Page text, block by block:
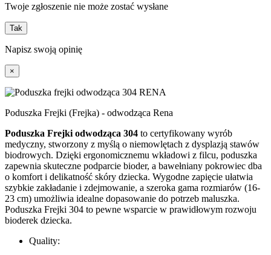
Twoje zgłoszenie nie może zostać wysłane
Tak
Napisz swoją opinię
×
Poduszka Frejki (Frejka) - odwodząca Rena
Poduszka Frejki odwodząca 304 to certyfikowany wyrób
medyczny, stworzony z myślą o niemowlętach z dysplazją stawów
biodrowych. Dzięki ergonomicznemu wkładowi z filcu, poduszka
zapewnia skuteczne podparcie bioder, a bawełniany pokrowiec dba
o komfort i delikatność skóry dziecka. Wygodne zapięcie ułatwia
szybkie zakładanie i zdejmowanie, a szeroka gama rozmiarów (16-
23 cm) umożliwia idealne dopasowanie do potrzeb maluszka.
Poduszka Frejki 304 to pewne wsparcie w prawidłowym rozwoju
bioderek dziecka.
Quality: